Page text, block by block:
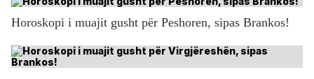
Horoskopi i muajit gusht për Peshoren, sipas Brankos!